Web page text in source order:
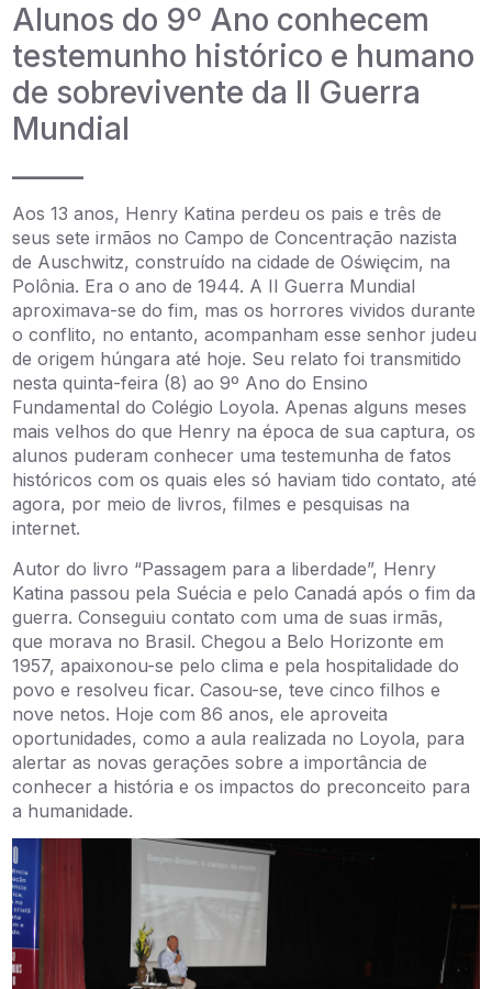
Alunos do 9º Ano conhecem
testemunho histórico e humano
de sobrevivente da II Guerra
Mundial
Aos 13 anos, Henry Katina perdeu os pais e três de
seus sete irmãos no Campo de Concentração nazista
de Auschwitz, construído na cidade de Oświęcim, na
Polônia. Era o ano de 1944. A II Guerra Mundial
aproximava-se do fim, mas os horrores vividos durante
o conflito, no entanto, acompanham esse senhor judeu
de origem húngara até hoje. Seu relato foi transmitido
nesta quinta-feira (8) ao 9º Ano do Ensino
Fundamental do Colégio Loyola. Apenas alguns meses
mais velhos do que Henry na época de sua captura, os
alunos puderam conhecer uma testemunha de fatos
históricos com os quais eles só haviam tido contato, até
agora, por meio de livros, filmes e pesquisas na
internet.
Autor do livro “Passagem para a liberdade”, Henry
Katina passou pela Suécia e pelo Canadá após o fim da
guerra. Conseguiu contato com uma de suas irmãs,
que morava no Brasil. Chegou a Belo Horizonte em
1957, apaixonou-se pelo clima e pela hospitalidade do
povo e resolveu ficar. Casou-se, teve cinco filhos e
nove netos. Hoje com 86 anos, ele aproveita
oportunidades, como a aula realizada no Loyola, para
alertar as novas gerações sobre a importância de
conhecer a história e os impactos do preconceito para
a humanidade.